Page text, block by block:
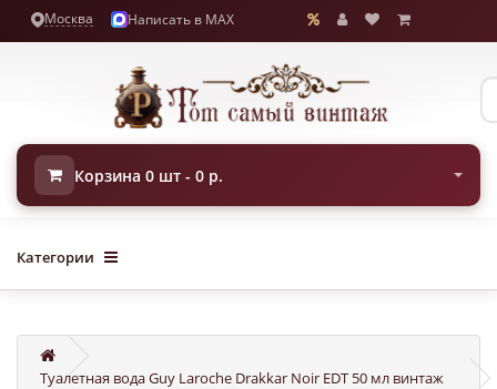
Москва Написать в MAX
Корзина 0 шт - 0 р.
Категории
Туалетная вода Guy Laroche Drakkar Noir EDT 50 мл винтаж